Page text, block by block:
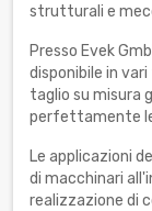
strutturali e
Presso Evek
disponibile in
taglio su misura
perfettamente
Le applicazioni
di macchinari
realizzazione di